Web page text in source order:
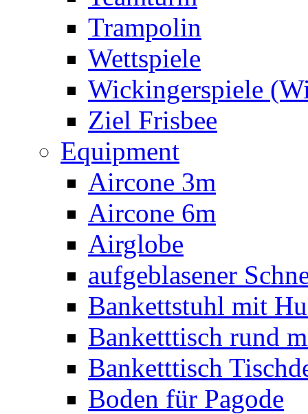
Trampolin
Wettspiele
Wickingerspiele
Ziel Frisbee
Equipment
Aircone 3m
Aircone 6m
Airglobe
aufgeblasener
Bankettstuhl mit
Banketttisch rund
Banketttisch
Boden für Pagode